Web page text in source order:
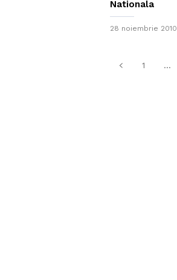
Nationala
28 noiembrie 2010
1 ...